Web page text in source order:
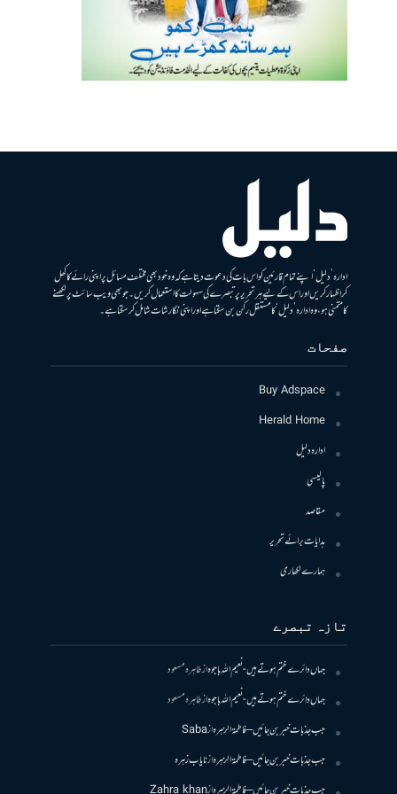
ادارہ ’دلیل‘ اپنے تمام قارئین کو اس بات کی دعوت دیتا ہے کہ وہ خود بھی مختلف مسائل پر اپنی رائے کا کھل
کر اظہار کریں اور اس کے لیے ہر تحریر پر تبصرے کی سہولت کا استعمال کریں۔ جو بھی ویب سائٹ پر لکھنے
کا متمنی ہو، وہ ادارہ ’دلیل‘ کا مستقل رکن بن سکتا ہے اور اپنی نگارشات شامل کرسکتا ہے۔
صفحات
Buy Adspace
Herald Home
ادارہ دلیل
پالیسی
مقاصد
ہدایات برائے تحریر
ہمارے لکھاری
تازہ تبصرے
جہاں دائرے ختم ہوتے ہیں- نعیم اللہ باجوہازطاہرہ مسعود
جہاں دائرے ختم ہوتے ہیں- نعیم اللہ باجوہازطاہرہ مسعود
جب جذبات خبر بن جائیں – فاطمۃالزہرہازSaba
جب جذبات خبر بن جائیں – فاطمۃالزہرہازنایاب زہرہ